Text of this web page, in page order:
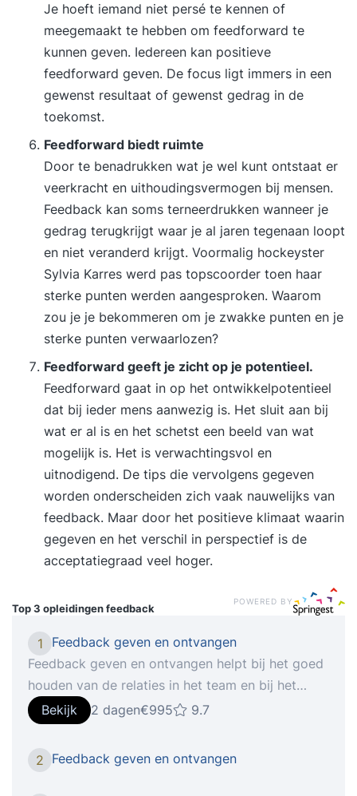
Je hoeft iemand niet persé te kennen of
meegemaakt te hebben om feedforward te
kunnen geven. Iedereen kan positieve
feedforward geven. De focus ligt immers in een
gewenst resultaat of gewenst gedrag in de
toekomst.
Feedforward biedt ruimte
Door te benadrukken wat je wel kunt ontstaat er
veerkracht en uithoudingsvermogen bij mensen.
Feedback kan soms terneerdrukken wanneer je
gedrag terugkrijgt waar je al jaren tegenaan loopt
en niet veranderd krijgt. Voormalig hockeyster
Sylvia Karres werd pas topscoorder toen haar
sterke punten werden aangesproken. Waarom
zou je je bekommeren om je zwakke punten en je
sterke punten verwaarlozen?
Feedforward geeft je zicht op je potentieel.
Feedforward gaat in op het ontwikkelpotentieel
dat bij ieder mens aanwezig is. Het sluit aan bij
wat er al is en het schetst een beeld van wat
mogelijk is. Het is verwachtingsvol en
uitnodigend. De tips die vervolgens gegeven
worden onderscheiden zich vaak nauwelijks van
feedback. Maar door het positieve klimaat waarin
gegeven en het verschil in perspectief is de
acceptatiegraad veel hoger.
Top 3 opleidingenfeedback
POWERED BY
1
Feedback geven en ontvangen
Feedback geven en ontvangen helpt bij het goed
houden van de relaties in het team en bij het
verbeteren van elkaars prestaties. Daarom is het
belangrijk om dit op een goede en impactvolle
manier te doen. Zo voorkom je dat conflicten
onderhuids sluimeren. In de training leer je niet
Bekijk 2 dagen€995 9.7
2 Feedback geven en ontvangen